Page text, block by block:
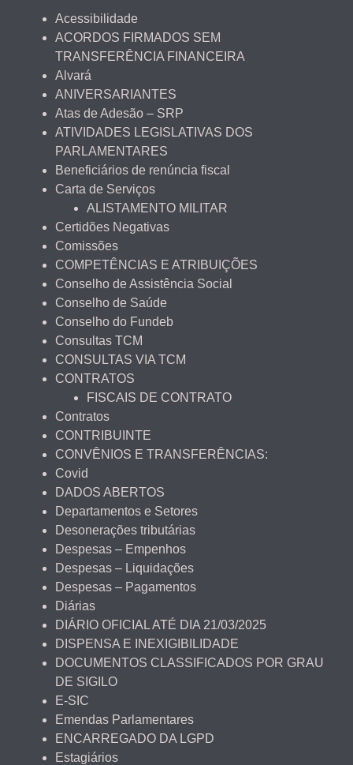
Acessibilidade
ACORDOS FIRMADOS SEM
TRANSFERÊNCIA FINANCEIRA
Alvará
ANIVERSARIANTES
Atas de Adesão – SRP
ATIVIDADES LEGISLATIVAS DOS
PARLAMENTARES
Beneficiários de renúncia fiscal
Carta de Serviços
ALISTAMENTO MILITAR
Certidões Negativas
Comissões
COMPETÊNCIAS E ATRIBUIÇÕES
Conselho de Assistência Social
Conselho de Saúde
Conselho do Fundeb
Consultas TCM
CONSULTAS VIA TCM
CONTRATOS
FISCAIS DE CONTRATO
Contratos
CONTRIBUINTE
CONVÊNIOS E TRANSFERÊNCIAS:
Covid
DADOS ABERTOS
Departamentos e Setores
Desonerações tributárias
Despesas – Empenhos
Despesas – Liquidações
Despesas – Pagamentos
Diárias
DIÁRIO OFICIAL ATÉ DIA 21/03/2025
DISPENSA E INEXIGIBILIDADE
DOCUMENTOS CLASSIFICADOS POR GRAU
DE SIGILO
E-SIC
Emendas Parlamentares
ENCARREGADO DA LGPD
Estagiários